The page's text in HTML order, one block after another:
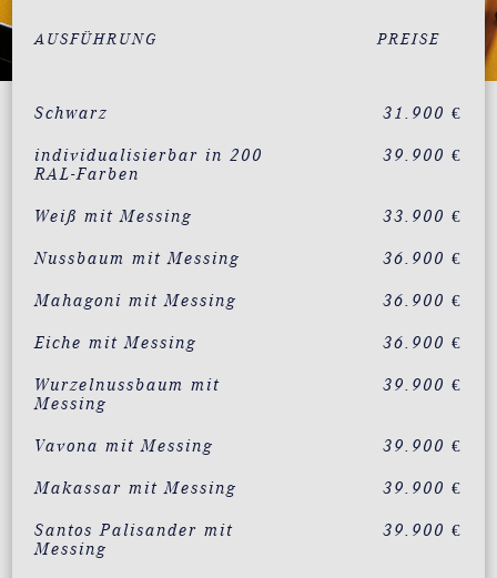
AUSFÜHRUNG PREISE
Schwarz 31.900 €
individualisierbar in 200
RAL-Farben
39.900 €
Weiß mit Messing 33.900 €
Nussbaum mit Messing 36.900 €
Mahagoni mit Messing 36.900 €
Eiche mit Messing 36.900 €
Wurzelnussbaum mit
Messing
39.900 €
Vavona mit Messing 39.900 €
Makassar mit Messing 39.900 €
Santos Palisander mit
Messing
39.900 €